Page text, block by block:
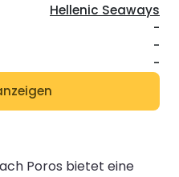
Hellenic Seaways
-
-
-
Poros bietet eine